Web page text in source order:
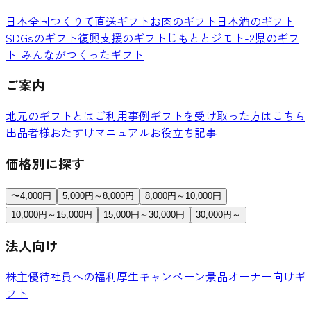
日本全国つくりて直送ギフトお肉のギフト 日本酒のギフト
SDGsのギフト復興支援のギフト じもととジモト-2県のギフ
ト-みんながつくったギフト
ご案内
地元のギフトとは ご利用事例ギフトを受け取った方はこちら
出品者様おたすけマニュアルお役立ち記事
価格別に探す
〜4,000円 5,000円～8,000円
8,000円～10,000円
10,000円～15,000円
15,000円～30,000円 30,000円～
法人向け
株主優待社員への福利厚生キャンペーン景品オーナー向けギ
フト